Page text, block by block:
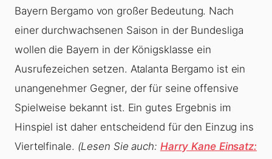
Bayern Bergamo von großer Bedeutung. Nach
einer durchwachsenen Saison in der Bundesliga
wollen die Bayern in der Königsklasse ein
Ausrufezeichen setzen. Atalanta Bergamo ist ein
unangenehmer Gegner, der für seine offensive
Spielweise bekannt ist. Ein gutes Ergebnis im
Hinspiel ist daher entscheidend für den Einzug ins
Viertelfinale. (Lesen Sie auch: Harry Kane Einsatz: